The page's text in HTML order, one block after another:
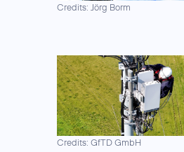
Credits: Jörg Borm
Credits: GfTD GmbH